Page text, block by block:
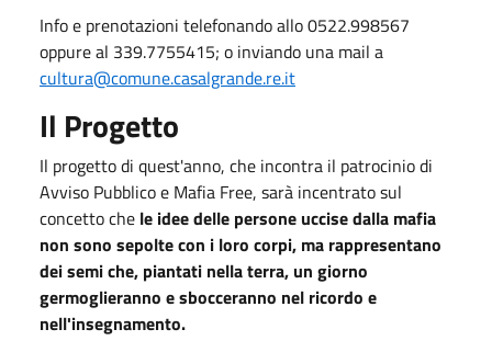
Info e prenotazioni telefonando allo 0522.998567
oppure al 339.7755415; o inviando una mail a
cultura@comune.casalgrande.re.it
Il Progetto
Il progetto di quest'anno, che incontra il patrocinio di
Avviso Pubblico e Mafia Free, sarà incentrato sul
concetto che le idee delle persone uccise dalla mafia
non sono sepolte con i loro corpi, ma rappresentano
dei semi che, piantati nella terra, un giorno
germoglieranno e sbocceranno nel ricordo e
nell'insegnamento.